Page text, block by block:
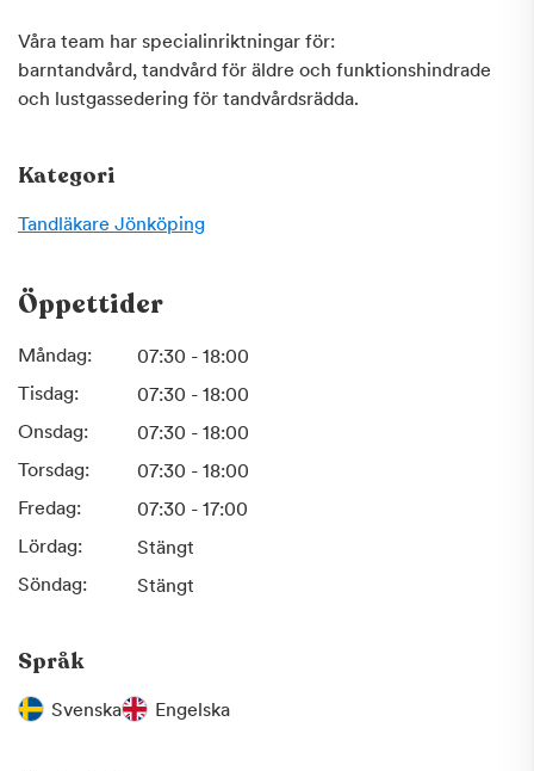
Våra team har specialinriktningar för:
barntandvård, tandvård för äldre och funktionshindrade
och lustgassedering för tandvårdsrädda.
Kategori
Tandläkare Jönköping
Öppettider
Måndag:
07:30 - 18:00
Tisdag:
07:30 - 18:00
Onsdag:
07:30 - 18:00
Torsdag:
07:30 - 18:00
Fredag:
07:30 - 17:00
Lördag:
Stängt
Söndag:
Stängt
Språk
Svenska Engelska